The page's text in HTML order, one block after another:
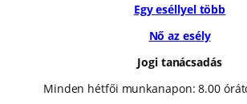
Egy eséllyel több
Nő az esély
Jogi tanácsadás
Minden hétfői munkanapon: 8.00